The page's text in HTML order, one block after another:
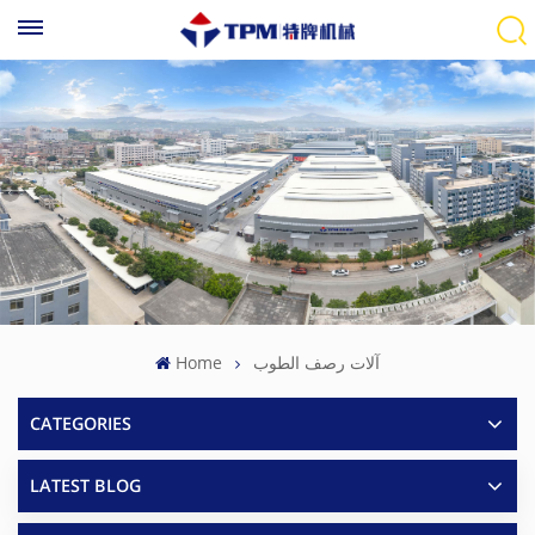
Home آلات رصف الطوب
CATEGORIES
LATEST BLOG